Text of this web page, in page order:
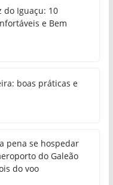
do Iguaçu: 10
e Bem
boas práticas e
pena se hospedar
do Galeão
do voo